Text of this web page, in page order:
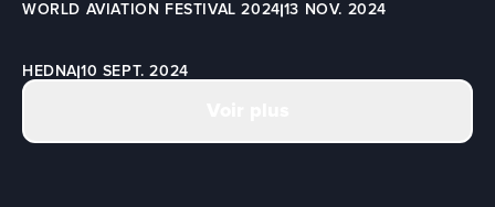
WORLD AVIATION FESTIVAL 2024 13 NOV. 2024
HEDNA 10 SEPT. 2024